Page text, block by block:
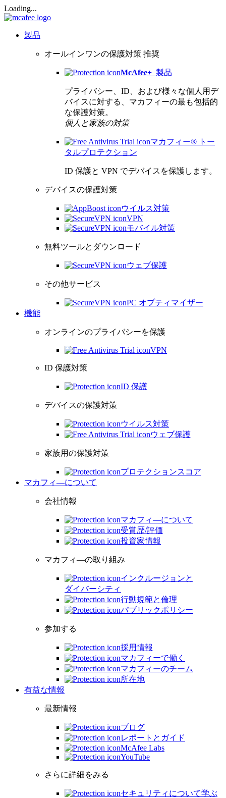
Loading...
製品
オールインワンの保護対策 推奨
McAfee+ 製品
プライバシー、ID、および様々な個人用デ
バイスに対する、マカフィーの最も包括的
な保護対策。
個人と家族の対策
マカフィー® トー
タルプロテクション
ID 保護と VPN でデバイスを保護します。
デバイスの保護対策
ウイルス対策
VPN
モバイル対策
無料ツールとダウンロード
ウェブ保護
その他サービス
PC オプティマイザー
機能
オンラインのプライバシーを保護
VPN
ID 保護対策
ID 保護
デバイスの保護対策
ウイルス対策
ウェブ保護
家族用の保護対策
プロテクションスコア
マカフィ―について
会社情報
マカフィ―について
受賞歴/評価
投資家情報
マカフィ―の取り組み
インクルージョンと
ダイバーシティ
行動規範と倫理
パブリックポリシー
参加する
採用情報
マカフィーで働く
マカフィーのチーム
所在地
有益な情報
最新情報
ブログ
レポートとガイド
McAfee Labs
YouTube
さらに詳細をみる
セキュリティについて学ぶ